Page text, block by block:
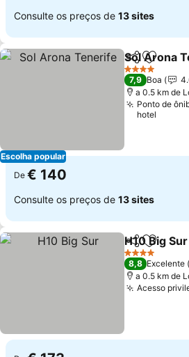
Consulte os preços de 13 sites
Escolha popular
Partilhar
Sol Arona
4 Estrelas
7,9 Boa
a 0.5 km de
Ponto de
hotel
De € 140
Consulte os preços de 13 sites
Partilhar
H10 Big Sur
4 Estrelas
8,8 Excelente
a 0.5 km de
Acesso